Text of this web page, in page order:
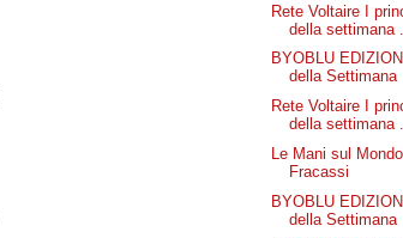
Rete Voltaire I
della settimana
BYOBLU
della Settimana
Rete Voltaire I
della settimana
Le Mani sul
Fracassi
BYOBLU
della Settimana